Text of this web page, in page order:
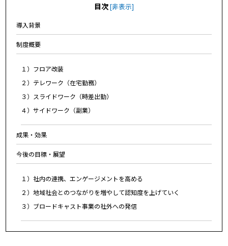
目次[非表示]
導入背景
制度概要
１）フロア改装
２）テレワーク（在宅勤務）
３）スライドワーク（時差出勤）
４）サイドワーク（副業）
成果・効果
今後の目標・展望
１）社内の連携、エンゲージメントを高める
２）地域社会とのつながりを増やして認知度を上げていく
３）ブロードキャスト事業の社外への発信